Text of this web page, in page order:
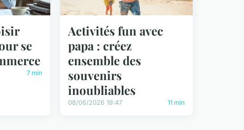
se
7 min
Activités fun avec
papa : créez
ensemble des
souvenirs
inoubliables
08/06/2026 19:47 11 min